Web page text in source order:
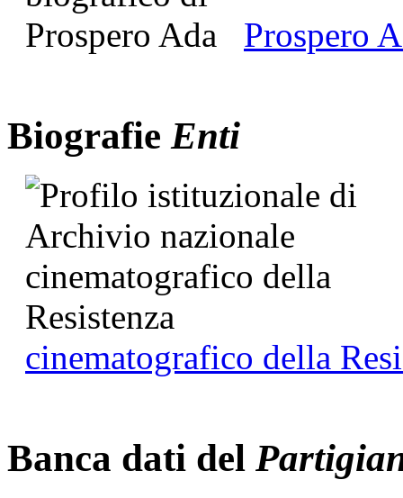
Prospero
Biografie Enti
cinematografico della
Banca dati del